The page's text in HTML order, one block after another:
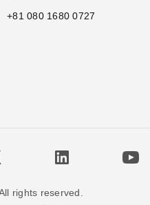
+81 080 1680 0727
rights reserved.